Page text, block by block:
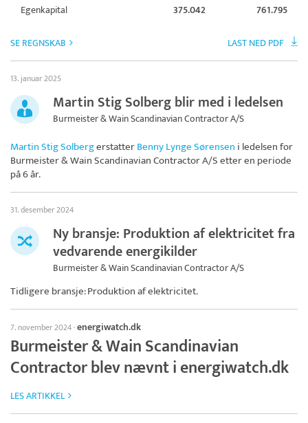
Egenkapital 375.042 761.795
SE REGNSKAB LAST NED PDF
13. januar 2025
Martin Stig Solberg blir med i ledelsen
Burmeister & Wain Scandinavian Contractor A/S
Martin Stig SolbergerstatterBenny Lynge Sørensen i ledelsen for
Burmeister & Wain Scandinavian Contractor A/Setter en periode
på 6 år.
31. desember 2024
Ny bransje: Produktion af elektricitet fra
vedvarende energikilder
Burmeister & Wain Scandinavian Contractor A/S
Tidligere bransje: Produktion af elektricitet.
7. november 2024·energiwatch.dk
Burmeister & Wain Scandinavian
Contractor blev nævnt i energiwatch.dk
LES ARTIKKEL